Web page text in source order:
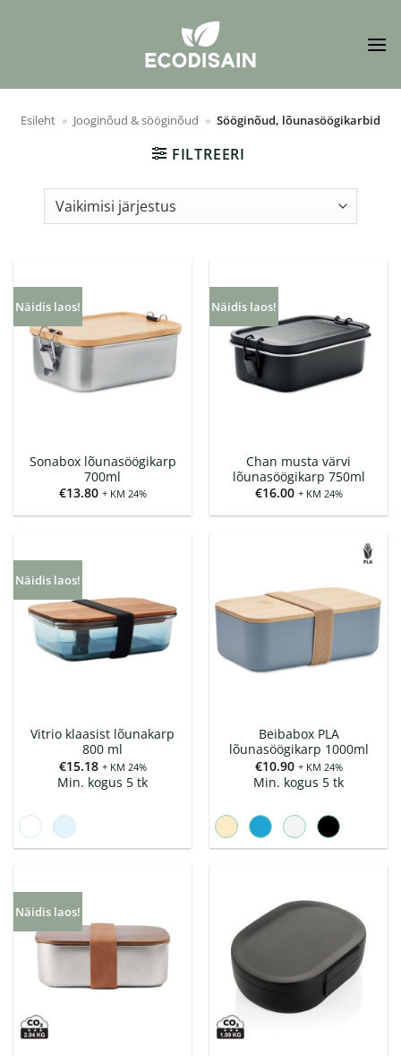
Esileht » Jooginõud & sööginõud » Sööginõud, lõunasöögikarbid
FILTREERI
Näidis laos!
Sonabox lõunasöögikarp
700ml
€13.80 + KM 24%
Näidis laos!
Chan musta värvi
lõunasöögikarp 750ml
€16.00 + KM 24%
Näidis laos!
Vitrio klaasist lõunakarp
800 ml
€15.18 + KM 24%
Min. kogus 5 tk
Beibabox PLA
lõunasöögikarp 1000ml
€10.90 + KM 24%
Min. kogus 5 tk
Näidis laos!